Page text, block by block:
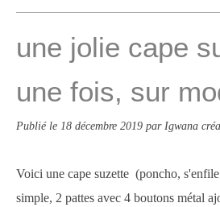
une jolie cape
une fois, sur
Publié le 18 décembre 2019 par Igwana
Voici une cape suzette (poncho,
simple, 2 pattes avec 4 boutons métal